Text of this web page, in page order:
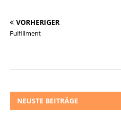
VORHERIGER
Fulfillment
NEUSTE BEITRÄGE